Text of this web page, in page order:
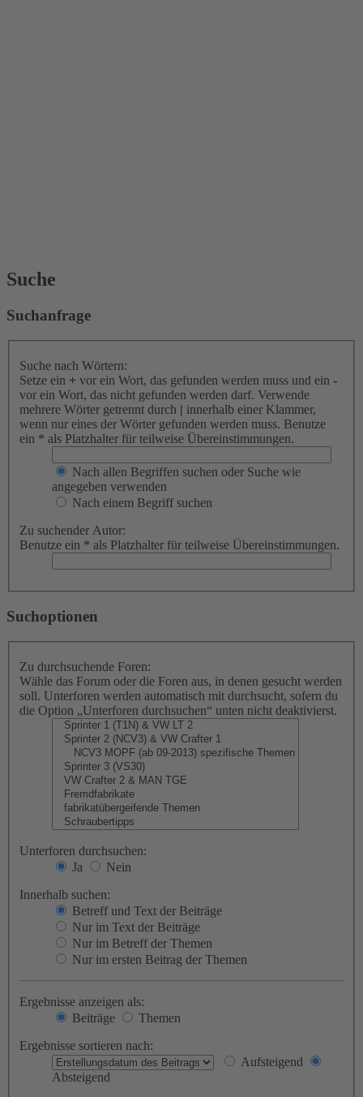
Suche
Suchanfrage
Suche nach Wörtern:
Setze ein + vor ein Wort, das gefunden werden muss und ein -
vor ein Wort, das nicht gefunden werden darf. Verwende
mehrere Wörter getrennt durch | innerhalb einer Klammer,
wenn nur eines der Wörter gefunden werden muss. Benutze
ein * als Platzhalter für teilweise Übereinstimmungen.
Nach allen Begriffen suchen oder Suche wie
angegeben verwenden
Nach einem Begriff suchen
Zu suchender Autor:
Benutze ein * als Platzhalter für teilweise Übereinstimmungen.
Suchoptionen
Zu durchsuchende Foren:
Wähle das Forum oder die Foren aus, in denen gesucht werden
soll. Unterforen werden automatisch mit durchsucht, sofern du
die Option „Unterforen durchsuchen“ unten nicht deaktivierst.
Unterforen durchsuchen:
Ja
Nein
Innerhalb suchen:
Betreff und Text der Beiträge
Nur im Text der Beiträge
Nur im Betreff der Themen
Nur im ersten Beitrag der Themen
Ergebnisse anzeigen als:
Beiträge
Themen
Ergebnisse sortieren nach:
Aufsteigend
Absteigend